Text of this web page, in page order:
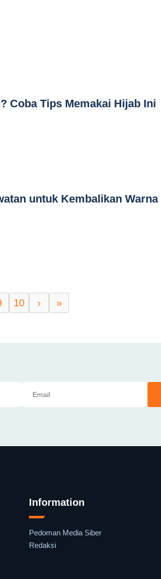
Coba Tips Memakai Hijab Ini
untuk Kembalikan Warna
10 › »
Information
Pedoman Media Siber
Redaksi